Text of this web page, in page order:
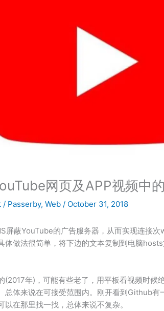
网页及APP视频中
/ Passerby,Web / October 31, 2018
屏蔽YouTube的广告服务器，从而实现连接
体做法很简单，将下边的文本复制到电脑
(2017年)，可能有些老了，用平板看视频时候
总体来说在可接受范围内。刚开看到Github有
以在那里找一找，总体来说不复杂。